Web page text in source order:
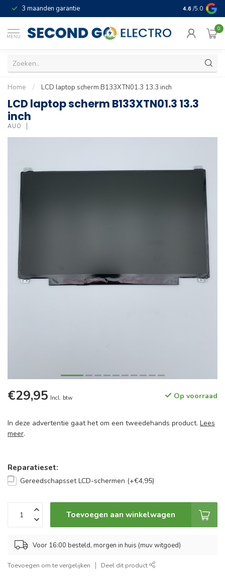
3 maanden garantie Geld terug
4.6 /5.0
MENU
0
Home / LCD laptop scherm B133XTN01.3 13.3 inch
LCD laptop scherm B133XTN01.3 13.3
inch
AUO
€29,95 Incl. btw Op voorraad
In deze advertentie gaat het om een tweedehands product. Lees
meer.
Reparatieset:
Gereedschapsset LCD-schermen (+€4,95)
Toevoegen aan winkelwagen
Voor 16:00 besteld, morgen in huis (muv witgoed)
Toevoegen om te vergelijken Deel dit product